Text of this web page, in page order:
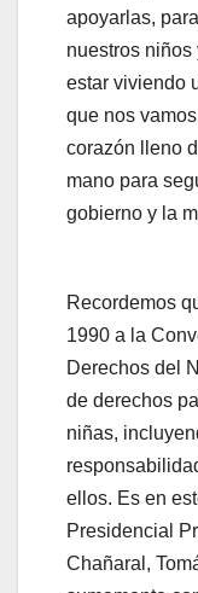
apoyarlas,
nuestros
estar viviendo
que nos
corazón lleno
mano para
gobierno y la
Recordemos
1990 a la
Derechos del
de derechos
niñas,
ellos. Es en
Presidencial
Chañaral,